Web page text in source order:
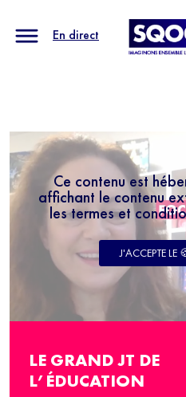
En direct
Ce contenu est
affichant le contenu
les termes et
J'ACCEPTE LE
LE GRAND JT DE
L’ÉDUCATION